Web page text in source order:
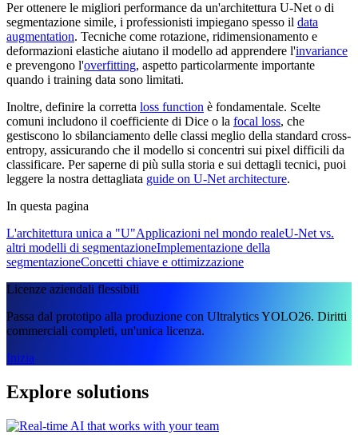
Per ottenere le migliori performance da un'architettura U-Net o di
segmentazione simile, i professionisti impiegano spesso il data
augmentation. Tecniche come rotazione, ridimensionamento e
deformazioni elastiche aiutano il modello ad apprendere l'invariance
e prevengono l'overfitting, aspetto particolarmente importante
quando i training data sono limitati.
Inoltre, definire la corretta loss function è fondamentale. Scelte
comuni includono il coefficiente di Dice o la focal loss, che
gestiscono lo sbilanciamento delle classi meglio della standard cross-
entropy, assicurando che il modello si concentri sui pixel difficili da
classificare. Per saperne di più sulla storia e sui dettagli tecnici, puoi
leggere la nostra dettagliata guide on U-Net architecture.
In questa pagina
L'architettura unica a "U"Applicazioni nel mondo realeU-Net vs.
altri modelli di segmentazioneImplementazione della
segmentazioneConcetti chiave e ottimizzazione
Licenze aziendali flessibili
Passa dal prototipo alla produzione con Ultralytics YOLO26. Diritti
commerciali completi, un'unica licenza.
Inizia
Explore solutions